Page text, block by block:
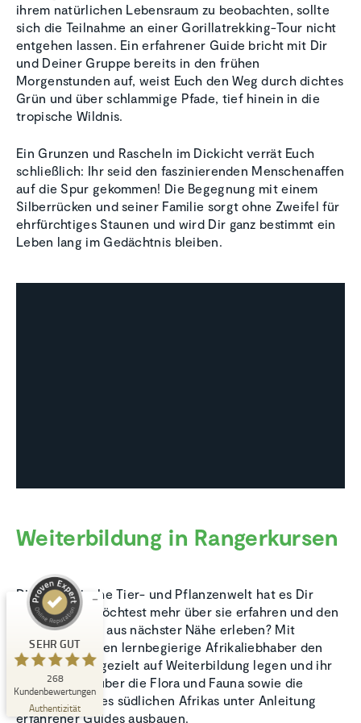
ihrem natürlichen Lebensraum zu beobachten, sollte
sich die Teilnahme an einer Gorillatrekking-Tour nicht
entgehen lassen. Ein erfahrener Guide bricht mit Dir
und Deiner Gruppe bereits in den frühen
Morgenstunden auf, weist Euch den Weg durch dichtes
Grün und über schlammige Pfade, tief hinein in die
tropische Wildnis.
Ein Grunzen und Rascheln im Dickicht verrät Euch
schließlich: Ihr seid den faszinierenden Menschenaffen
auf die Spur gekommen! Die Begegnung mit einem
Silberrücken und seiner Familie sorgt ohne Zweifel für
ehrfürchtiges Staunen und wird Dir ganz bestimmt ein
Leben lang im Gedächtnis bleiben.
Weiterbildung in Rangerkursen
Die afrikanische Tier- und Pflanzenwelt hat es Dir
angetan, Du möchtest mehr über sie erfahren und den
Artenreichtum aus nächster Nähe erleben? Mit
Natucate können lernbegierige Afrikaliebhaber den
Schwerpunkt gezielt auf Weiterbildung legen und ihr
Grundwissen über die Flora und Fauna sowie die
Ökosysteme des südlichen Afrikas unter Anleitung
erfahrener Guides ausbauen.
SEHR GUT
268
Kundenbewertungen
Authentizität
Kundenbewertungen und Erfahrungen zu
100
%
SEHR GUT
4,94
/
5,00
1
Bewertung auf
ProvenExpert.com
267
anderen Quellen
Blick aufs ProvenExpert-Profil werfen
06.08.2026